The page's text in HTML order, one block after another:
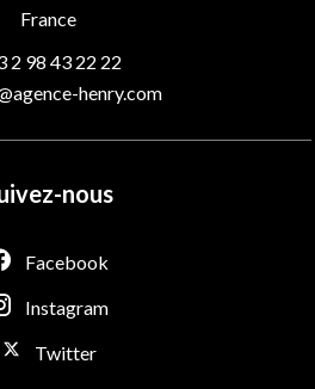
France
2 98 43 22 22
henry.com
nous
Facebook
Instagram
Twitter